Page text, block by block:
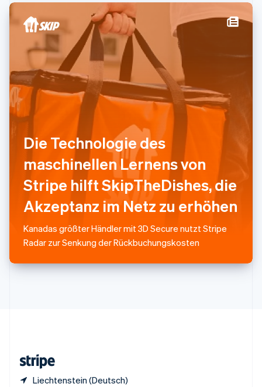
Die Technologie des
maschinellen Lernens von
Stripe hilft SkipTheDishes, die
Akzeptanz im Netz zu erhöhen
Kanadas größter Händler mit 3D Secure nutzt Stripe
Radar zur Senkung der Rückbuchungskosten
Liechtenstein (Deutsch)
English
Schweden
Svenska English
Schweiz
Deutsch Français English
Singapur
English简体中文
Slowakei
English
Italiano
Sonderverwaltungsregion Hongkong,
English简体中文
EspañolEnglish
Thailand
ไทยEnglish
Tschechische Republik
English
Ungarn
Vereinigte Arabische Emirate